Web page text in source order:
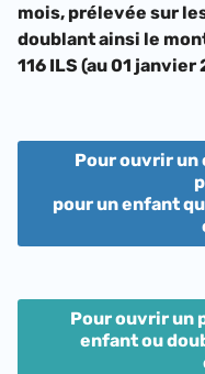
mois, prélevée sur
doublant ainsi le
116 ILS (au 01 janvier
Pour ouvrir un
pour un enfant
Pour ouvrir un
enfant ou